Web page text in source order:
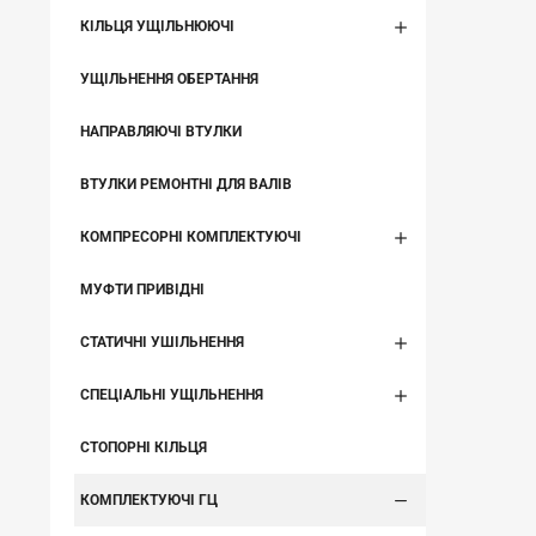
КІЛЬЦЯ УЩІЛЬНЮЮЧІ
УЩІЛЬНЕННЯ ОБЕРТАННЯ
НАПРАВЛЯЮЧІ ВТУЛКИ
ВТУЛКИ РЕМОНТНІ ДЛЯ ВАЛІВ
КОМПРЕСОРНІ КОМПЛЕКТУЮЧІ
МУФТИ ПРИВІДНІ
СТАТИЧНІ УШІЛЬНЕННЯ
СПЕЦІАЛЬНІ УЩІЛЬНЕННЯ
СТОПОРНІ КІЛЬЦЯ
КОМПЛЕКТУЮЧІ ГЦ